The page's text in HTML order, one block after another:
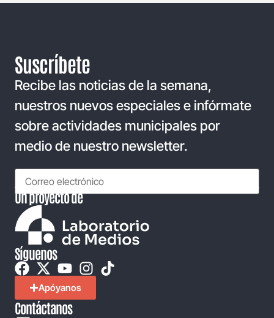
Suscríbete
Recibe las noticias de la semana,
nuestros nuevos especiales e infórmate
sobre actividades municipales por
medio de nuestro newsletter.
Un proyecto de
Síguenos
Apóyanos
Contáctanos